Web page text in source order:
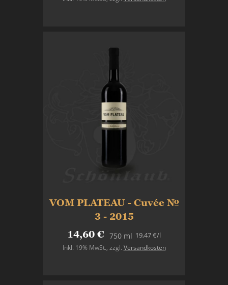
VOM PLATEAU - Cuvée №
3 - 2015
14,60 € 750 ml
Inkl. 19% MwSt., zzgl. Versandkosten
19,47 €/l